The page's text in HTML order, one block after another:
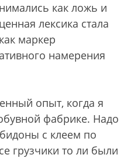
как ложь и
лексика стала
маркер
намерения
опыт, когда я
фабрике. Надо
с клеем по
грузчики то ли были